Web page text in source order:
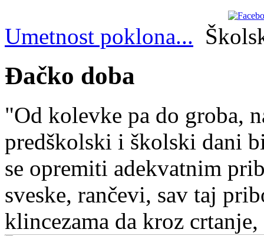
Umetnost poklona...
Đačko doba
"Od kolevke pa do groba,
predškolski i školski dani
se opremiti adekvatnim
sveske, rančevi, sav taj
klincezama da kroz